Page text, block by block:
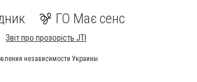
ГО Має сенс
Звіт про прозорість JTI
независимости Украины